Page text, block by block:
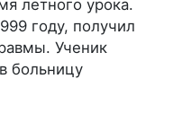
летного урока.
году, получил
Ученик
больницу